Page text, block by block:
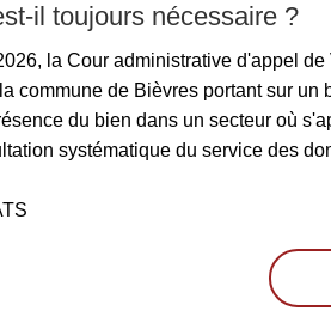
il toujours nécessaire ?
la Cour administrative d'appel
commune de Bièvres portant sur un
du bien dans un secteur où
systématique du service des